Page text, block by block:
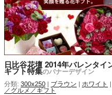
日比谷花壇 2014年バレンタイ
ギフト特集のバナーデザイン
分類: 300x250 ブラウン ホワイト
／グルメ／ギフト